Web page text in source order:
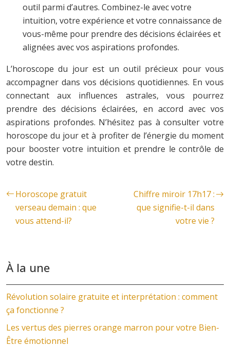
outil parmi d’autres. Combinez-le avec votre
intuition, votre expérience et votre connaissance de
vous-même pour prendre des décisions éclairées et
alignées avec vos aspirations profondes.
L’horoscope du jour est un outil précieux pour vous
accompagner dans vos décisions quotidiennes. En vous
connectant aux influences astrales, vous pourrez
prendre des décisions éclairées, en accord avec vos
aspirations profondes. N’hésitez pas à consulter votre
horoscope du jour et à profiter de l’énergie du moment
pour booster votre intuition et prendre le contrôle de
votre destin.
Horoscope gratuit
verseau demain : que
vous attend-il?
Chiffre miroir 17h17 :
que signifie-t-il dans
votre vie ?
À la une
Révolution solaire gratuite et interprétation : comment
ça fonctionne ?
Les vertus des pierres orange marron pour votre Bien-
Être émotionnel